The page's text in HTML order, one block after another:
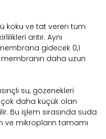
koku ve tat veren tüm
arıtır. Aynı
gidecek 0,1
daha uzun
su, gözenekleri
daha küçük olan
Bu işlem sırasında suda
ve mikropların tamamı